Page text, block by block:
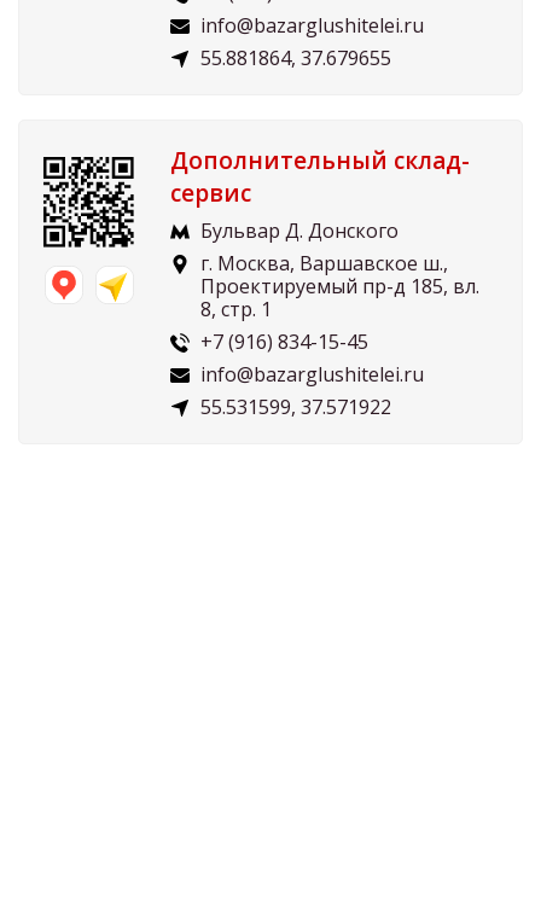
info@bazarglushitelei.ru
55.881864, 37.679655
Дополнительный склад-
сервис
Бульвар Д. Донского
г. Москва, Варшавское ш.,
Проектируемый пр-д 185, вл.
8, стр. 1
+7 (916) 834-15-45
info@bazarglushitelei.ru
55.531599, 37.571922